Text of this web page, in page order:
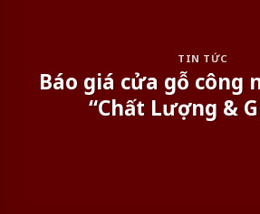
TIN TỨC
Báo giá cửa gỗ công
“Chất Lượng &